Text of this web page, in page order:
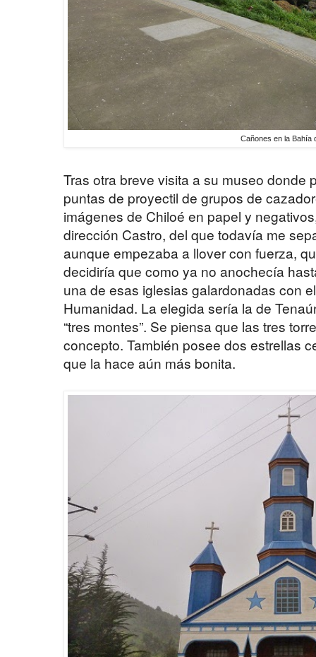
Cañones en la Bahía
Tras otra breve visita a su museo donde
puntas de proyectil de grupos de
imágenes de Chiloé en papel y
dirección Castro, del que todavía me
aunque empezaba a llover con fuerza,
decidiría que como ya no anochecía
una de esas iglesias galardonadas con
Humanidad. La elegida sería la de
“tres montes”. Se piensa que las tres
concepto. También posee dos estrellas
que la hace aún más bonita.